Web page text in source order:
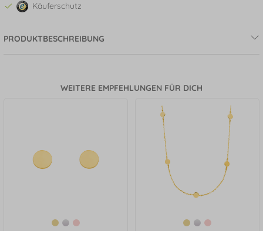
Käuferschutz
PRODUKTBESCHREIBUNG
WEITERE EMPFEHLUNGEN FÜR DICH